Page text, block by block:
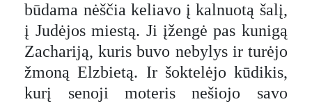
būdama nėščia keliavo į kalnuotą šalį,
į Judėjos miestą. Ji įžengė pas kunigą
Zachariją, kuris buvo nebylys ir turėjo
žmoną Elzbietą. Ir šoktelėjo kūdikis,
kurį senoji moteris nešiojo savo